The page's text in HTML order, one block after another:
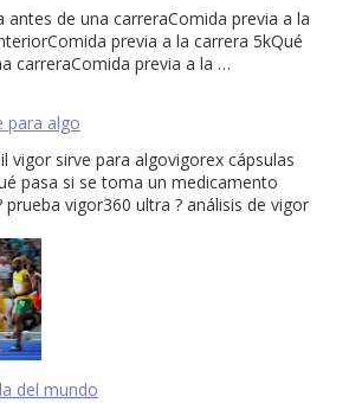
antes de una carreraComida previa a la
previa a la carrera 5kQué
carreraComida previa a la …
para algo
vigor sirve para algovigorex cápsulas
pasa si se toma un medicamento
prueba vigor360 ultra ? análisis de vigor
del mundo